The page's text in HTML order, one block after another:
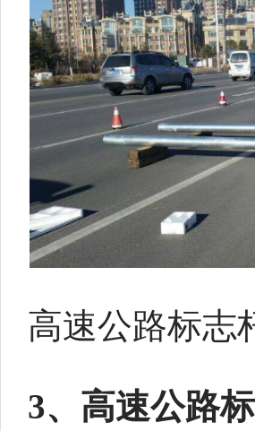
高速公路标志
3、高速公路